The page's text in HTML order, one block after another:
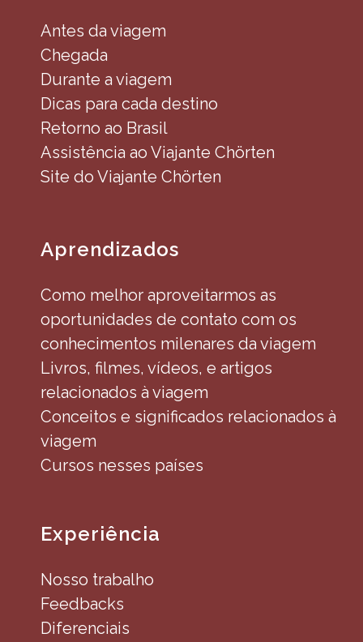
Antes da viagem
Chegada
Durante a viagem
Dicas para cada destino
Retorno ao Brasil
Assistência ao Viajante Chörten
Site do Viajante Chörten
Aprendizados
Como melhor aproveitarmos as
oportunidades de contato com os
conhecimentos milenares da viagem
Livros, filmes, vídeos, e artigos
relacionados à viagem
Conceitos e significados relacionados à
viagem
Cursos nesses países
Experiência
Nosso trabalho
Feedbacks
Diferenciais